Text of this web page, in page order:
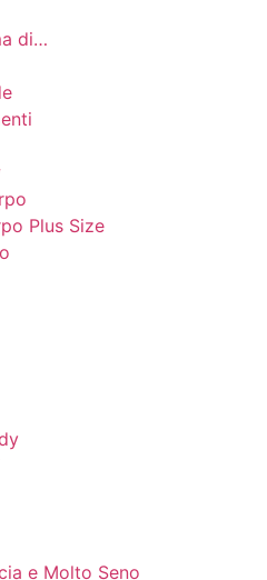
di…
Plus Size
e Molto Seno